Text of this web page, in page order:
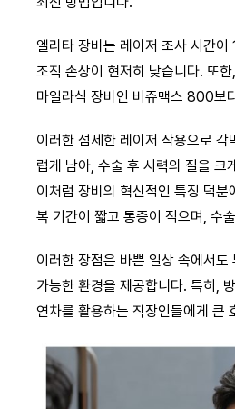
엘리타 장비는 레이저 조사 시간이
조직 손상이 현저히 낮습니다. 또
마일라식 장비인 비쥬맥스 800보
이러한 섬세한 레이저 작용으로 각
럽게 남아, 수술 후 시력의 질을 크
이처럼 장비의 혁신적인 특징 덕분
복 기간이 짧고 통증이 적으며, 수
이러한 장점은 바쁜 일상 속에서도
가능한 환경을 제공합니다. 특히,
연차를 활용하는 직장인들에게 큰